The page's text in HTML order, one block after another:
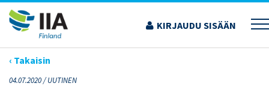
Siirry
sisältöön
KIRJAUDU SISÄÄN
›ARTIKKELIT›NEW CRMA TO LAUNCH IN 2021
‹ Takaisin
04.07.2020 /UUTINEN